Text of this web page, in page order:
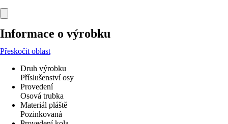
Informace o výrobku
Přeskočit oblast
Druh výrobku
Příslušenství osy
Provedení
Osová trubka
Materiál pláště
Pozinkovaná